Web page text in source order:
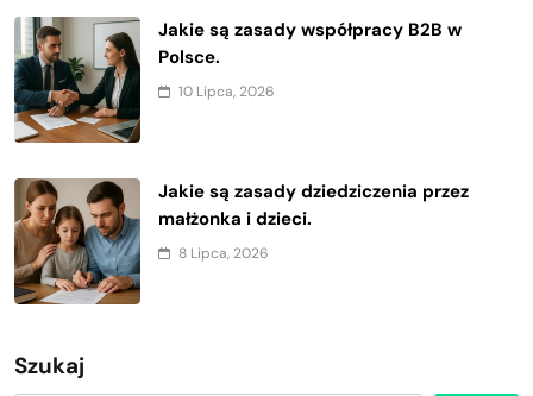
Jakie są zasady współpracy B2B w
Polsce.
10 Lipca, 2026
Jakie są zasady dziedziczenia przez
małżonka i dzieci.
8 Lipca, 2026
Szukaj